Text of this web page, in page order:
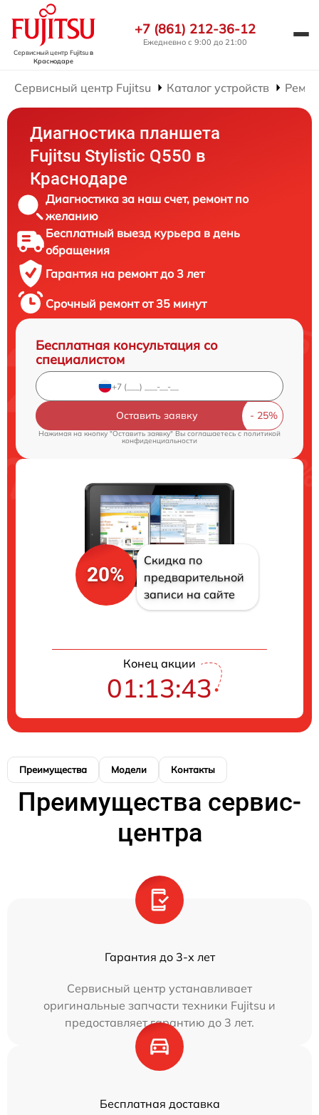
Сервисный центр Fujitsuв
Краснодаре
+7 (861) 212-36-12
Ежедневно с 9:00 до 21:00
Сервисный центр Fujitsu Каталог устройств
Диагностика планшета
Fujitsu Stylistic Q550 в
Краснодаре
Диагностика за наш счет, ремонт по
желанию
Бесплатный выезд курьера в день
обращения
Гарантия на ремонт до 3 лет
Срочный ремонт от 35 минут
Бесплатная консультация со
специалистом
Оставить заявку
Нажимая на кнопку "Оставить заявку" Вы соглашаетесь cполитикой
конфиденциальности
20%
Скидка по
предварительной
записи на сайте
Конец акции
01:13:43
Преимущества Модели Контакты
Преимущества сервис-
центра
Гарантия до 3-х лет
Сервисный центр устанавливает
оригинальные запчасти техники Fujitsu и
предоставляет гарантию до 3 лет.
Бесплатная доставка